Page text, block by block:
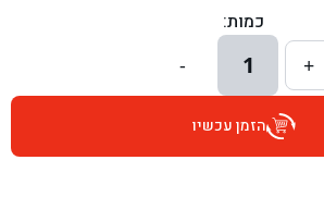
8, באר שבע - באר שבע
כמות:
+
1
-
הזמן עכשיו